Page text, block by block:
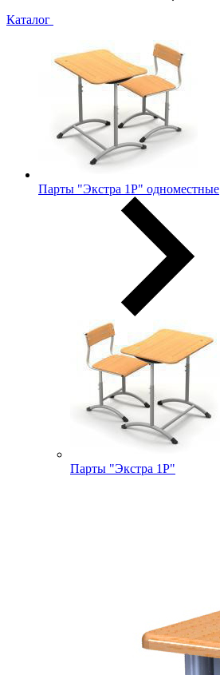
Каталог
Парты "Экстра 1Р" одноместные
Парты "Экстра 1Р"